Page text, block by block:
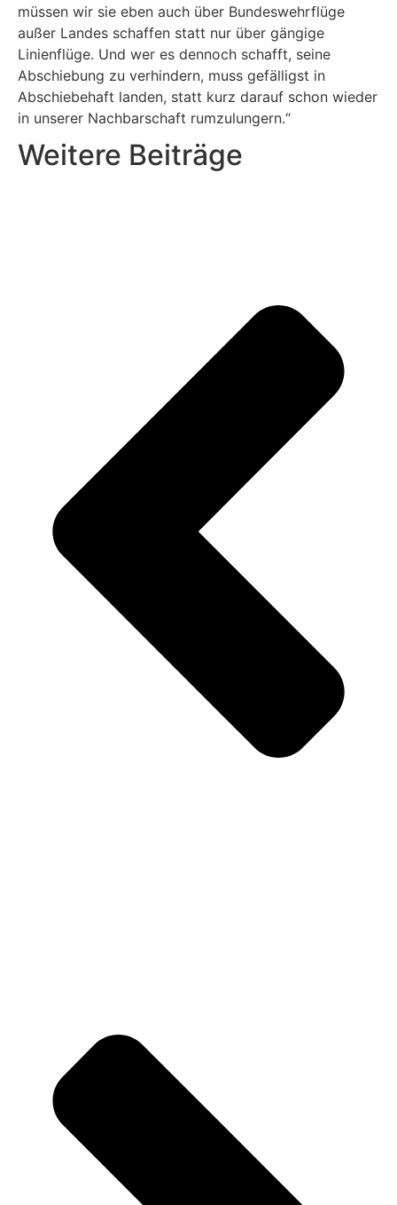
müssen wir sie eben auch über Bundeswehrflüge
außer Landes schaffen statt nur über gängige
Linienflüge. Und wer es dennoch schafft, seine
Abschiebung zu verhindern, muss gefälligst in
Abschiebehaft landen, statt kurz darauf schon wieder
in unserer Nachbarschaft rumzulungern.“
Weitere Beiträge